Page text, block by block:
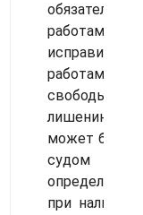
работам,
работам,
свободы,
лише­нию
может быть
при наличии